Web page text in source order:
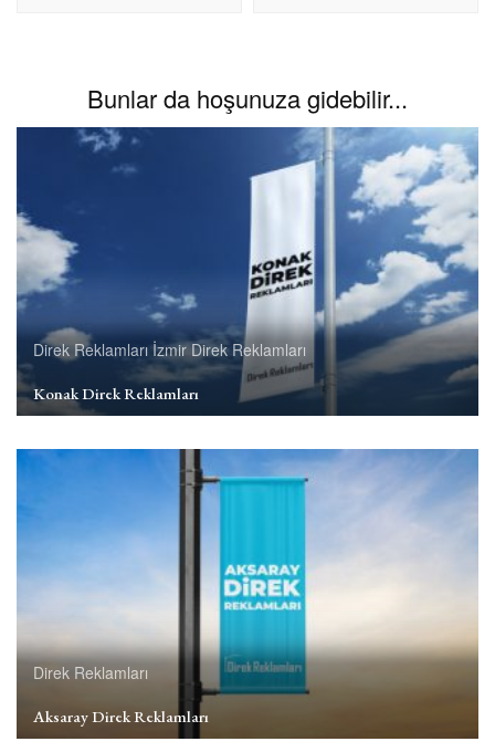
Bunlar da hoşunuza gidebilir...
Direk Reklamları İzmir Direk Reklamları
Konak Direk Reklamları
Direk Reklamları
Aksaray Direk Reklamları